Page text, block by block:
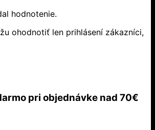
hodnotenie.
ohodnotiť len prihlásení zákazníci,
pri objednávke nad 70€